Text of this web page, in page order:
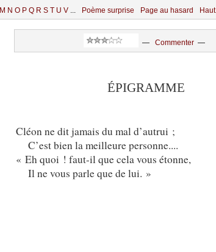
M N O P Q R S T U V ... Poème surprise Page au hasard Haut
— Commenter—
ÉPIGRAMME
Cléon ne dit jamais du mal d’autrui ;
C’est bien la meilleure personne....
« Eh quoi ! faut-il que cela vous étonne,
Il ne vous parle que de lui. »